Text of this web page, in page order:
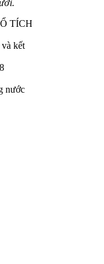
TÍCH
kết
nước